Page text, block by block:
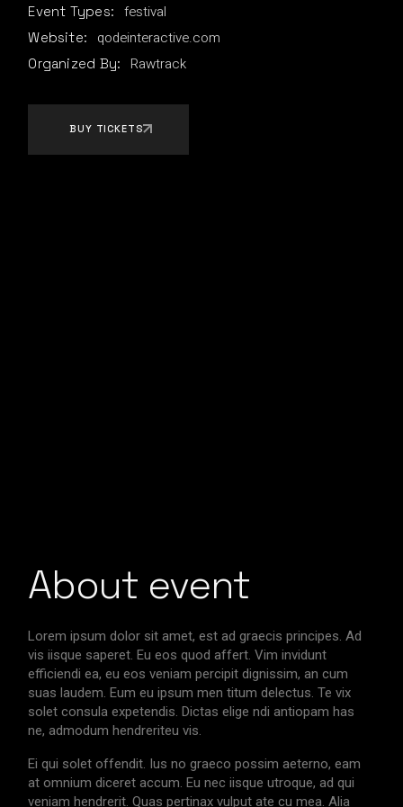
Event Types: festival
Website: qodeinteractive.com
Organized By: Rawtrack
BUY TICKETS
About event
Lorem ipsum dolor sit amet, est ad graecis principes. Ad
vis iisque saperet. Eu eos quod affert. Vim invidunt
efficiendi ea, eu eos veniam percipit dignissim, an cum
suas laudem. Eum eu ipsum men titum delectus. Te vix
solet consula expetendis. Dictas elige ndi antiopam has
ne, admodum hendreriteu vis.
Ei qui solet offendit. Ius no graeco possim aeterno, eam
at omnium diceret accum. Eu nec iisque utroque, ad qui
veniam hendrerit. Quas pertinax vulput ate cu mea. Alia